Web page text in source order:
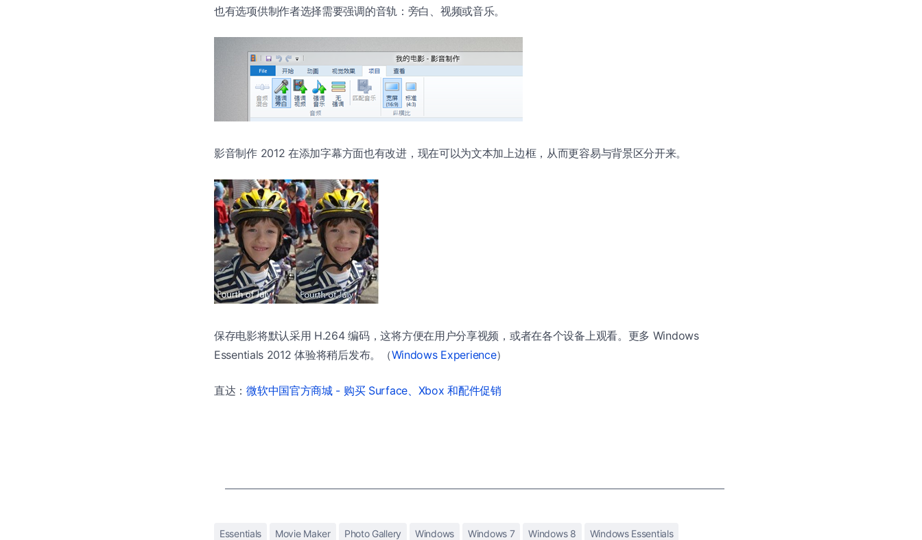
也有选项供制作者选择需要强调的音轨：旁白、视频或音乐。
影音制作 2012 在添加字幕方面也有改进，现在可以为文本加上边框，从而更容易与背景区分开来。
保存电影将默认采用 H.264 编码，这将方便在用户分享视频，或者在各个设备上观看。更多 Windows
Essentials 2012 体验将稍后发布。（Windows Experience）
直达：微软中国官方商城 - 购买 Surface、Xbox 和配件促销
Essentials Movie Maker Photo Gallery Windows Windows 7 Windows 8 Windows Essentials